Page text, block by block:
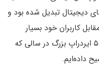
دیجیتال تبدیل شده بود و
کاربران خود بسیار
سخاوتمند بودند. در ادامه لیستی از ۵ ایردراپ بزرگ در سالی که
داده‌ایم.